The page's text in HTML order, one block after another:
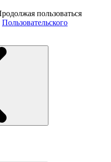
пользоваться
Пользовательского